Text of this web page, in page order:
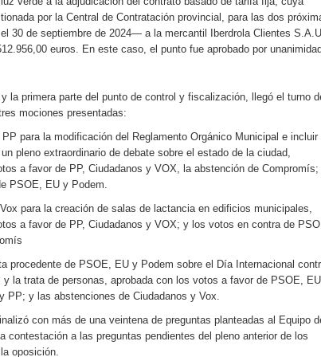
por la Central de Contratación provincial, para las dos
30 de septiembre de 2024— a la mercantil Iberdrola Clientes
euros. En este caso, el punto fue aprobado por
la primera parte del punto de control y fiscalización, llegó el turno
mociones presentadas:
para la modificación del Reglamento Orgánico Municipal e incluir
pleno extraordinario de debate sobre el estado de la ciudad,
a favor de PP, Ciudadanos y VOX, la abstención de
PSOE, EU y Podem.
para la creación de salas de lactancia en edificios municipales,
a favor de PP, Ciudadanos y VOX; y los votos en contra de
procedente de PSOE, EU y Podem sobre el Día Internacional
y la trata de personas, aprobada con los votos a favor de PSOE,
PP; y las abstenciones de Ciudadanos y Vox.
con más de una veintena de preguntas planteadas al Equipo
contestación a las preguntas pendientes del pleno anterior de los
oposición.